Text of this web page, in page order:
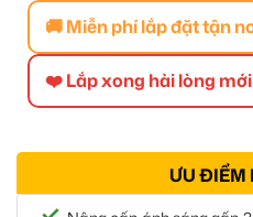
🚚 Miễn phí lắp đặt tận
❤️ Lắp xong hài lòng
ƯU ĐIỂM